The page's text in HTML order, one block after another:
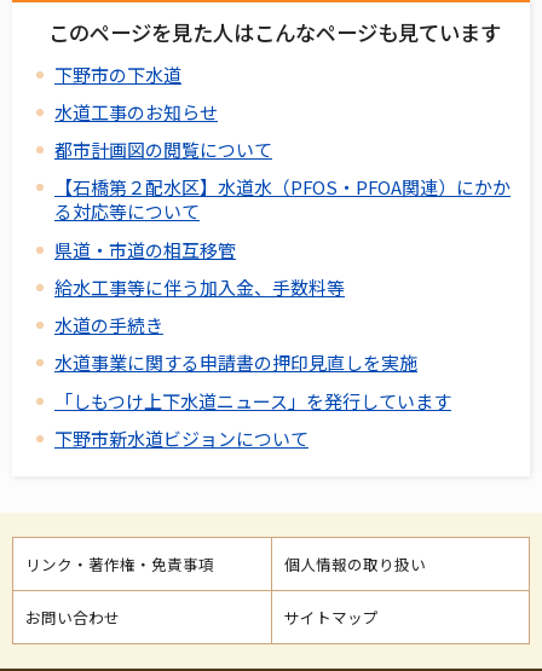
このページを見た人はこんなページも見ています
下野市の下水道
水道工事のお知らせ
都市計画図の閲覧について
【石橋第２配水区】水道水（PFOS・PFOA関連）にかか
る対応等について
県道・市道の相互移管
給水工事等に伴う加入金、手数料等
水道の手続き
水道事業に関する申請書の押印見直しを実施
「しもつけ上下水道ニュース」を発行しています
下野市新水道ビジョンについて
リンク・著作権・免責事項 個人情報の取り扱い
お問い合わせ サイトマップ